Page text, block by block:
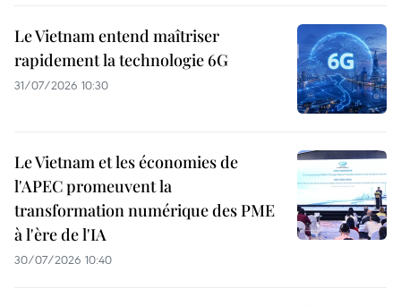
Le Vietnam entend maîtriser
rapidement la technologie 6G
31/07/2026 10:30
Le Vietnam et les économies de
l'APEC promeuvent la
transformation numérique des PME
à l'ère de l'IA
30/07/2026 10:40